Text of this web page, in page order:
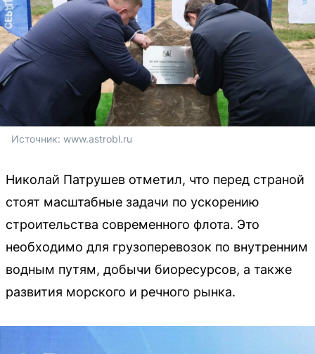
Источник: www.astrobl.ru
Николай Патрушев отметил, что перед страной
стоят масштабные задачи по ускорению
строительства современного флота. Это
необходимо для грузоперевозок по внутренним
водным путям, добычи биоресурсов, а также
развития морского и речного рынка.